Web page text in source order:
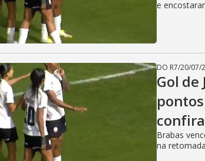
e
DO R7/20/07/
Gol
Brabas
na